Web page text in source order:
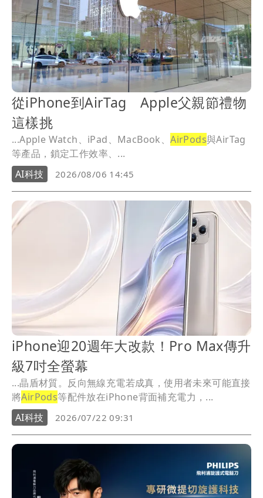
從iPhone到AirTag Apple父親節禮物
這樣挑
...Apple Watch、iPad、MacBook、AirPods與AirTag
等產品，鎖定工作效率、...
AI科技
2026/08/06 14:45
iPhone迎20週年大改款！Pro Max傳升
級7吋全螢幕
...晶盾材質。反向無線充電若成真，使用者未來可能直接
將AirPods等配件放在iPhone背面補充電力，...
AI科技
2026/07/22 09:31